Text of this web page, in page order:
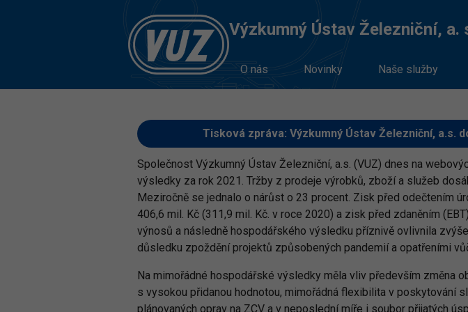
Výzkumný Ústav Železniční, a.
O nás Novinky Naše služby
Tisková zpráva: Výzkumný Ústav Železniční, a.s.
Společnost Výzkumný Ústav Železniční, a.s. (VUZ) dnes na
výsledky za rok 2021. Tržby z prodeje výrobků, zboží a služeb
Meziročně se jednalo o nárůst o 23 procent. Zisk před odečtením
406,6 mil. Kč (311,9 mil. Kč. v roce 2020) a zisk před zdaněním
výnosů a následně hospodářského výsledku příznivě ovlivnila
důsledku zpoždění projektů způsobených pandemií a opatřeními
Na mimořádné hospodářské výsledky měla vliv především změna
s vysokou přidanou hodnotou, mimořádná flexibilita v poskytování
plánovaných oprav na ZCV a v neposlední míře i soubor přijatých